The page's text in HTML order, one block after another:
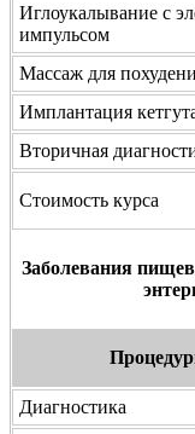
Иглоукалывание с
импульсом
Массаж для
Имплантация
Вторичная
Стоимость курса
Заболевания
Диагностика